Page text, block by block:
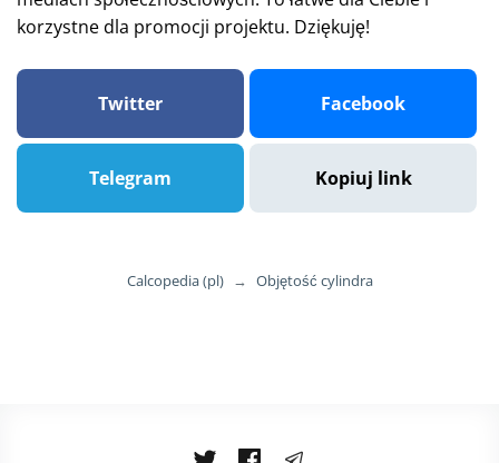
korzystne dla promocji projektu. Dziękuję!
Twitter Facebook
Telegram Kopiuj link
Calcopedia (pl) → Objętość cylindra